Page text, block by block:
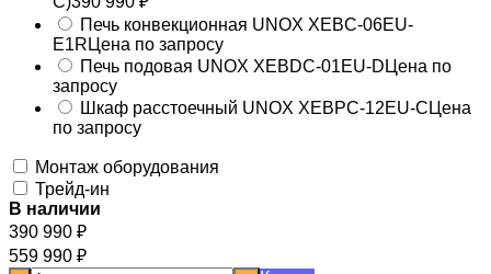
Печь конвекционная UNOX XEBC-06EU-
E1R Цена по запросу
Печь подовая UNOX XEBDC-01EU-D Цена по
запросу
Шкаф расстоечный UNOX XEBPC-12EU-C Цена
по запросу
Монтаж оборудования
Трейд-ин
В наличии
390 990 ₽
559 990 ₽